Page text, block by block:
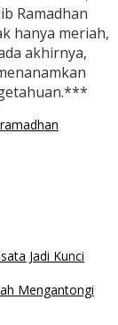
Ramadhan
hanya meriah,
akhirnya,
Jadi Kunci
Mengantongi